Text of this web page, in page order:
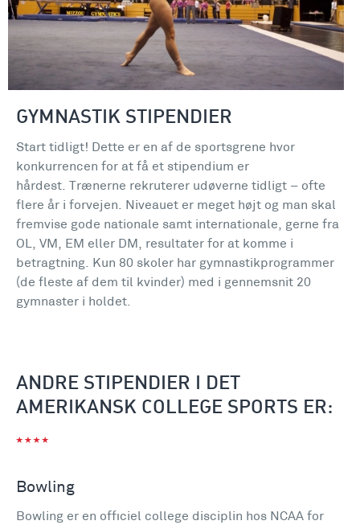
GYMNASTIK STIPENDIER
Start tidligt! Dette er en af de sportsgrene hvor
konkurrencen for at få et stipendium er
hårdest. Trænerne rekruterer udøverne tidligt – ofte
flere år i forvejen. Niveauet er meget højt og man skal
fremvise gode nationale samt internationale, gerne fra
OL, VM, EM eller DM, resultater for at komme i
betragtning. Kun 80 skoler har gymnastikprogrammer
(de fleste af dem til kvinder) med i gennemsnit 20
gymnaster i holdet.
ANDRE STIPENDIER I DET
AMERIKANSK COLLEGE SPORTS ER:
Bowling
Bowling er en officiel college disciplin hos NCAA for